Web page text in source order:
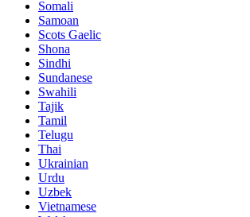
Somali
Samoan
Scots Gaelic
Shona
Sindhi
Sundanese
Swahili
Tajik
Tamil
Telugu
Thai
Ukrainian
Urdu
Uzbek
Vietnamese